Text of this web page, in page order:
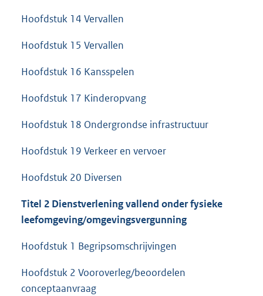
Hoofdstuk 14 Vervallen
Hoofdstuk 15 Vervallen
Hoofdstuk 16 Kansspelen
Hoofdstuk 17 Kinderopvang
Hoofdstuk 18 Ondergrondse infrastructuur
Hoofdstuk 19 Verkeer en vervoer
Hoofdstuk 20 Diversen
Titel 2 Dienstverlening vallend onder fysieke
leefomgeving/omgevingsvergunning
Hoofdstuk 1 Begripsomschrijvingen
Hoofdstuk 2 Vooroverleg/beoordelen
conceptaanvraag